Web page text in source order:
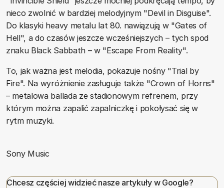
nieco zwolnić w bardziej melodyjnym "Devil in Disguise".
Do klasyki heavy metalu lat 80. nawiązują w "Gates of
Hell", a do czasów jeszcze wcześniejszych – tych spod
znaku Black Sabbath – w "Escape From Reality".
To, jak ważna jest melodia, pokazuje nośny "Trial by
Fire". Na wyróżnienie zasługuje także "Crown of Horns"
– metalowa ballada ze stadionowym refrenem, przy
którym można zapalić zapalniczkę i pokołysać się w
rytm muzyki.
Sony Music
Chcesz częściej widzieć nasze artykuły w Google?